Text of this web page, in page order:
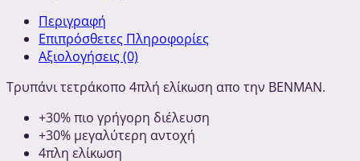
Περιγραφή
Επιπρόσθετες Πληροφορίες
Αξιολογήσεις (0)
Τρυπάνι τετράκοπο 4πλή ελίκωση απο την ΒΕΝΜΑΝ.
+30% πιο γρήγορη διέλευση
+30% μεγαλύτερη αντοχή
4πλη ελίκωση